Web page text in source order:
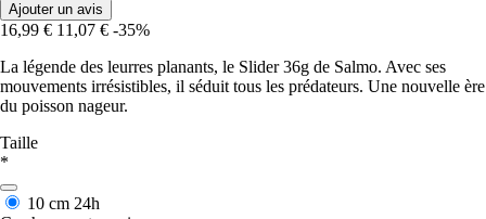
Ajouter un avis
16,99 € 11,07 € -35%
La légende des leurres planants, le Slider 36g de Salmo. Avec ses
mouvements irrésistibles, il séduit tous les prédateurs. Une nouvelle ère
du poisson nageur.
Taille
*
10 cm 24h